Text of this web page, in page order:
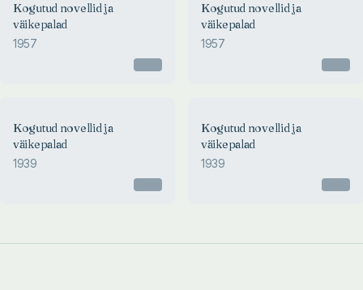
Kogutud novellid ja
väikepalad
1957
Kogutud novellid ja
väikepalad
1957
Kogutud novellid ja
väikepalad
1939
Kogutud novellid ja
väikepalad
1939